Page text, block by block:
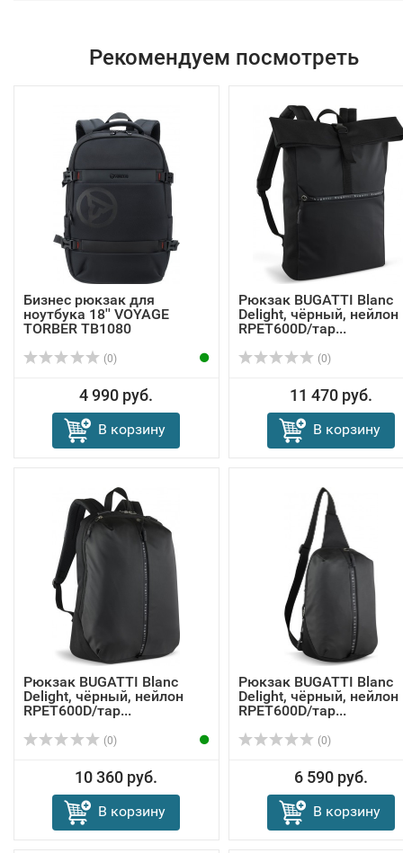
Рекомендуем посмотреть
Бизнес рюкзак для
ноутбука 18'' VOYAGE
TORBER TB1080
(0)
4 990 руб.
В корзину
Рюкзак BUGATTI Blanc
Delight, чёрный, нейлон
RPET600D/тар...
(0)
11 470 руб.
В корзину
Рюкзак BUGATTI Blanc
Delight, чёрный, нейлон
RPET600D/тар...
(0)
10 360 руб.
В корзину
Рюкзак BUGATTI Blanc
Delight, чёрный, нейлон
RPET600D/тар...
(0)
6 590 руб.
В корзину